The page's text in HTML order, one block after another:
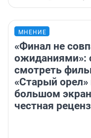
МНЕНИЕ
«Финал не
ожиданиями»:
смотреть
«Старый орел»
большом
честная